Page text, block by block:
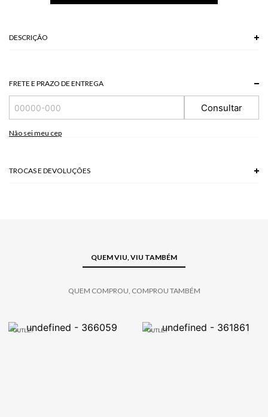
DESCRIÇÃO
71% POLIESTER + 26% VISCOSE + 3% ELASTANO
FRETE E PRAZO DE ENTREGA
Consultar
Não sei meu cep
TROCAS E DEVOLUÇÕES
QUEM VIU, VIU TAMBÉM
QUEM COMPROU, COMPROU TAMBÉM